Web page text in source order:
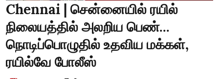
Chennai | சென்னையில் ரயில்
நிலையத்தில் அலறிய பெண்...
நொடிப்பொழுதில் உதவிய மக்கள்,
ரயில்வே போலீஸ்